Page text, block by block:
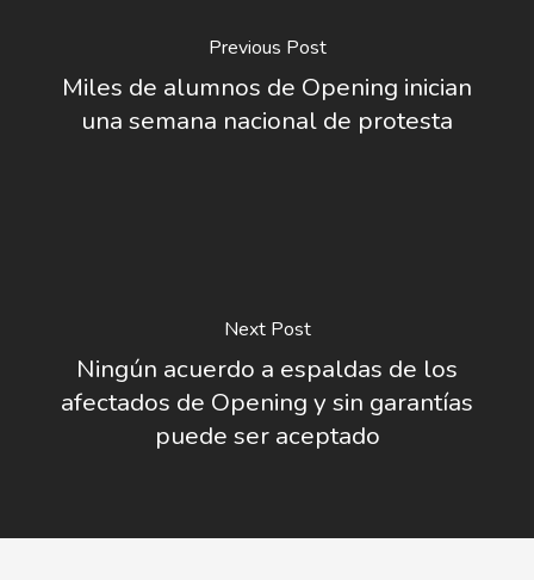
Previous Post
Miles de alumnos de Opening inician
una semana nacional de protesta
Next Post
Ningún acuerdo a espaldas de los
afectados de Opening y sin garantías
puede ser aceptado